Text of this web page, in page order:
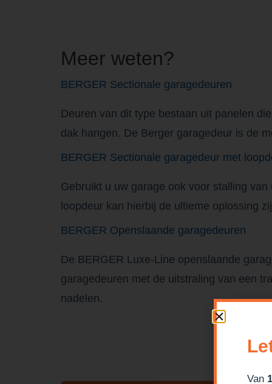
Meer weten?
BERGER Sectionale garagedeuren
Deuren van dit type bestaan uit panelen
dak hangen. De Berger garagedeur is de
BERGER Sectionale garagedeur met
Gebruikt u uw garage ook voor stalling
loopdeur kan hierbij de ultieme oplossing
BERGER Openslaande garagedeuren
De BERGER Luxe-Line openslaande
garagedeuren met de uitstraling van een
nadelen.
Van